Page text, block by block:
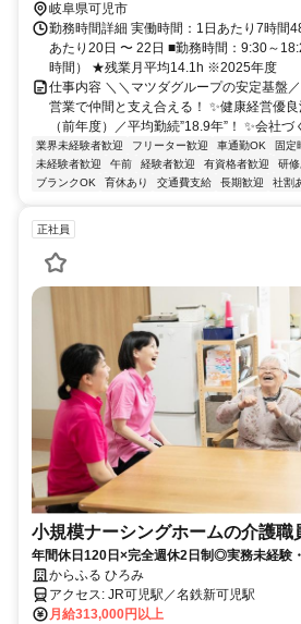
岐阜県可児市
勤務時間詳細 実働時間：1日あたり7時間
あたり20日 〜 22日 ■勤務時間：9:30～
時間） ★残業月平均14.1h ※2025年度
仕事内容 ＼＼マツダグループの安定基盤
営業で仲間と支え合える！ ✨健康経営優
（前年度）／平均勤続”18.9年”！ ✨会社
業界未経験者歓迎 フリーター歓迎 車通勤OK 固定
未経験者歓迎
午前 経験者歓迎 有資格者歓迎 研修
ブランクOK
育休あり 交通費支給 長期歓迎 社割
正社員
小規模ナーシングホームの介護職
年間休日120日×完全週休2日制◎実務未経験
支え合う介護職
からふる ひろみ
アクセス: JR可児駅／名鉄新可児駅
月給313,000円以上